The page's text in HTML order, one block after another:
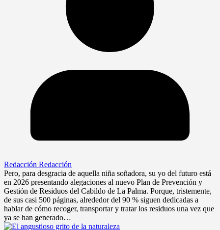
Redacción Redacción
Pero, para desgracia de aquella niña soñadora, su yo del futuro está
en 2026 presentando alegaciones al nuevo Plan de Prevención y
Gestión de Residuos del Cabildo de La Palma. Porque, tristemente,
de sus casi 500 páginas, alrededor del 90 % siguen dedicadas a
hablar de cómo recoger, transportar y tratar los residuos una vez que
ya se han generado…